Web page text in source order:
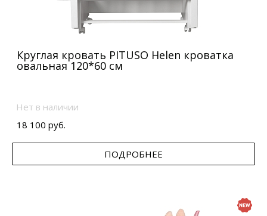
Круглая кровать PITUSO Helen кроватка
овальная 120*60 см
Нет в наличии
18 100 руб.
ПОДРОБНЕЕ